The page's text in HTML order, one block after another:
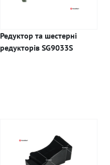
Редуктор та шестерні
редукторів SG9033S